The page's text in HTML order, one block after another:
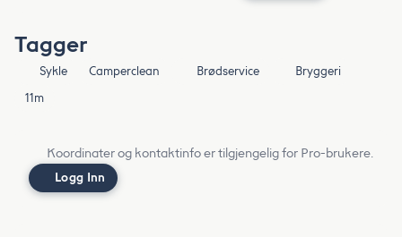
Tagger
Sykle Camperclean Brødservice
Bryggeri
11m
Koordinater og kontaktinfo er tilgjengelig for Pro-brukere.
Logg Inn